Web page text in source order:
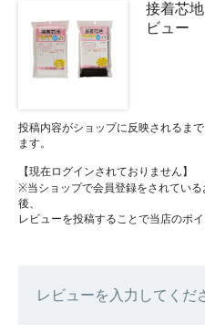
接着芯
ビュー
投稿内容がショップに反映されるま
ます。
【現在ログインされておりません】
※当ショップで会員登録をされてい
後、
レビューを投稿することで当店のポ
レビューを入力してくだ